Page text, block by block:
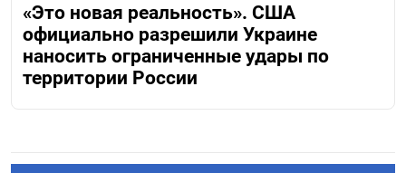
«Это новая реальность». США
официально разрешили Украине
наносить ограниченные удары по
территории России